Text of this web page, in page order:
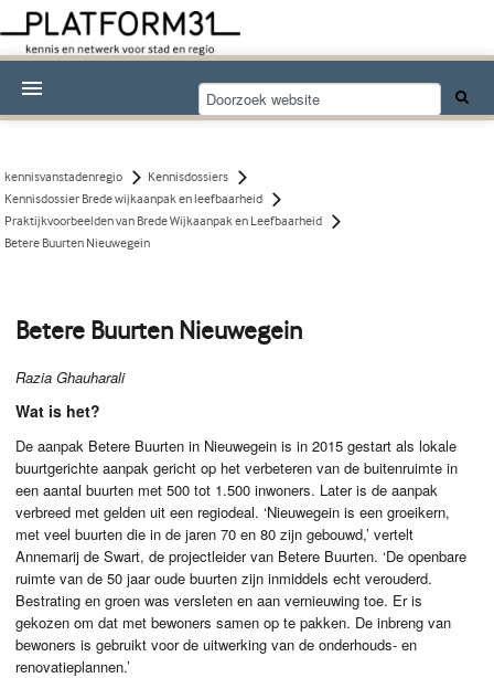
Kennisdossiers
Over Platform31
kennisvanstadenregio
Kennisdossiers
Kennisdossier Brede wijkaanpak en leefbaarheid
Praktijkvoorbeelden van Brede Wijkaanpak en Leefbaarheid
Betere Buurten Nieuwegein
Betere Buurten Nieuwegein
Razia Ghauharali
Wat is het?
De aanpak Betere Buurten in Nieuwegein is in 2015 gestart als lokale
buurtgerichte aanpak gericht op het verbeteren van de buitenruimte in
een aantal buurten met 500 tot 1.500 inwoners. Later is de aanpak
verbreed met gelden uit een regiodeal. ‘Nieuwegein is een groeikern,
met veel buurten die in de jaren 70 en 80 zijn gebouwd,’ vertelt
Annemarij de Swart, de projectleider van Betere Buurten. ‘De openbare
ruimte van de 50 jaar oude buurten zijn inmiddels echt verouderd.
Bestrating en groen was versleten en aan vernieuwing toe. Er is
gekozen om dat met bewoners samen op te pakken. De inbreng van
bewoners is gebruikt voor de uitwerking van de onderhouds- en
renovatieplannen.’